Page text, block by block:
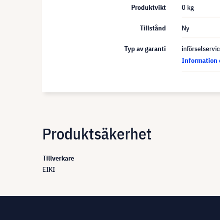
Produktvikt 0 kg
Tillstånd Ny
Typ av garanti
Information
Produktsäkerhet
Tillverkare
EIKI